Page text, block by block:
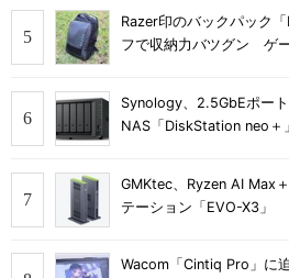
Razer印のバックパック
フで収納力バツグン ゲ
Synology、2.5GbEポー
NAS「DiskStation neo＋
GMKtec、Ryzen AI Max
テーション「EVO-X3」
Wacom「Cintiq Pro」に